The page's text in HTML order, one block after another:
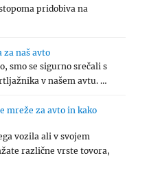
pridobiva na
za naš avto
smo se sigurno srečali s
v našem avtu. …
mreže za avto in kako
vozila ali v svojem
različne vrste tovora,